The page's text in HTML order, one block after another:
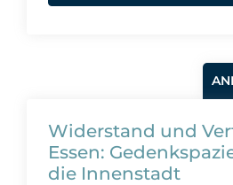
Widerstand und
Essen:
die Innenstadt